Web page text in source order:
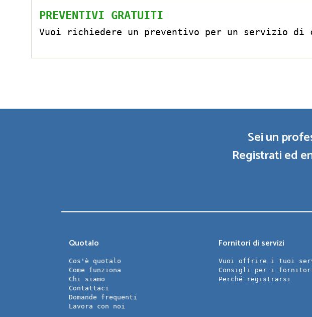
PREVENTIVI GRATUITI
Vuoi richiedere un preventivo per un servizio di
Sei un
Registrati ed
Quotalo
Cos'è quotalo
Come funziona
Chi siamo
Contattaci
Domande frequenti
Lavora con noi
Fornitori di servizi
Vuoi offrire i tuoi
Consigli per i
Perché registrarsi